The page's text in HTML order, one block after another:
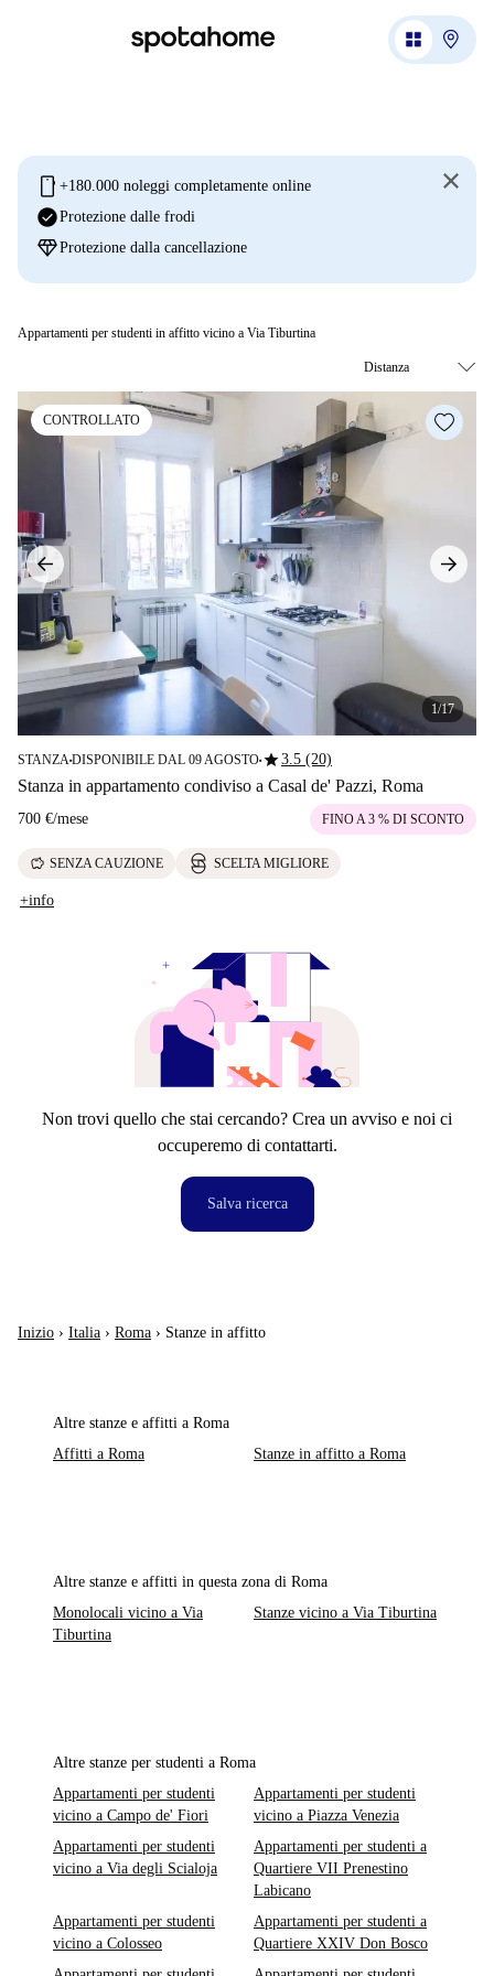
mobile +180.000 noleggi completamente online
check_circleProtezione dalle frodi
diamondProtezione dalla cancellazione
Appartamenti per studenti in affitto vicino a Via Tiburtina
CONTROLLATO
1/17
STANZA■DISPONIBILE DAL 09 AGOSTO■star3.5 (20)
Stanza in appartamento condiviso a Casal de' Pazzi, Roma
700 €/mese FINO A 3 % DI SCONTO
savings SENZA CAUZIONE SCELTA MIGLIORE
+info
Non trovi quello che stai cercando? Crea un avviso e noi ci
occuperemo di contattarti.
Salva ricerca
Inizio › Italia › Roma › Stanze in affitto
Altre stanze e affitti a Roma
Affitti a Roma
Stanze in affitto a Roma
Altre stanze e affitti in questa zona di Roma
Monolocali vicino a Via
Tiburtina
Stanze vicino a Via Tiburtina
Altre stanze per studenti a Roma
Appartamenti per studenti
vicino a Campo de' Fiori
Appartamenti per studenti
vicino a Piazza Venezia
Appartamenti per studenti
vicino a Via degli Scialoja
Appartamenti per studenti a
Quartiere VII Prenestino
Labicano
Appartamenti per studenti
vicino a Colosseo
Appartamenti per studenti a
Quartiere XXIV Don Bosco